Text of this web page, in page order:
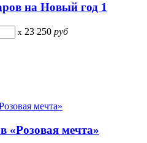
на Новый год 1
x 23 250 руб
«Розовая мечта»